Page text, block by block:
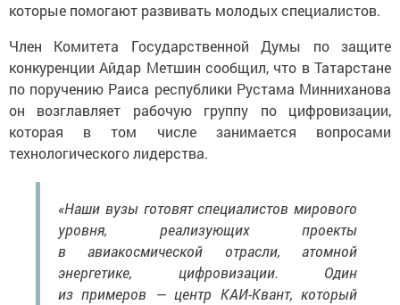
которые помогают развивать молодых специалистов.
Член Комитета Государственной Думы по защите
конкуренции Айдар Метшин сообщил, что в Татарстане
по поручению Раиса республики Рустама Минниханова
он возглавляет рабочую группу по цифровизации,
которая в том числе занимается вопросами
технологического лидерства.
«Наши вузы готовят специалистов мирового
уровня, реализующих проекты
в авиакосмической отрасли, атомной
энергетике, цифровизации. Один
из примеров — центр КАИ-Квант, который